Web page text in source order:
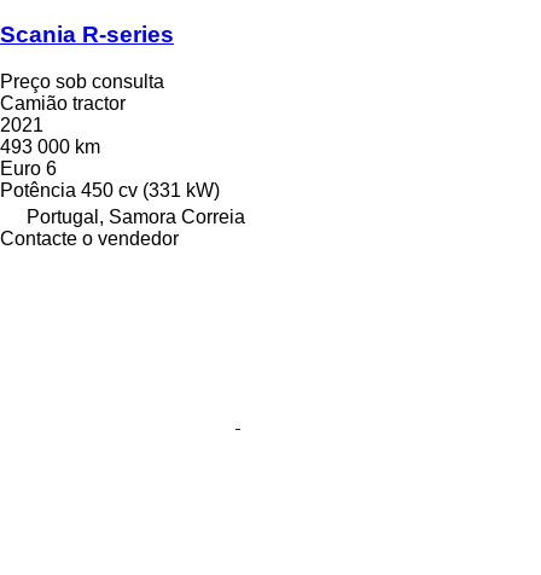
Scania R-series
Preço sob consulta
Camião tractor
2021
493 000 km
Euro 6
Potência 450 cv (331 kW)
Portugal, Samora Correia
Contacte o vendedor